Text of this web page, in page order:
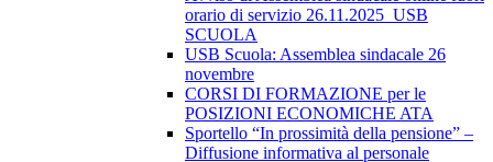
orario di servizio 26.11.2025_USB
SCUOLA
USB Scuola: Assemblea sindacale 26
novembre
CORSI DI FORMAZIONE per le
POSIZIONI ECONOMICHE ATA
Sportello “In prossimità della pensione” –
Diffusione informativa al personale